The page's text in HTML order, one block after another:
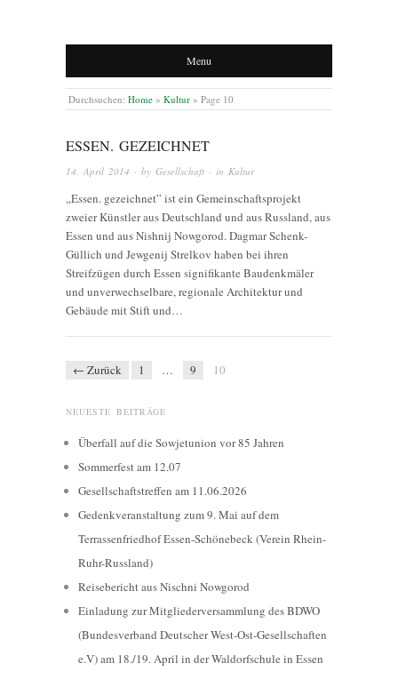
Menu
Durchsuchen: Home » Kultur » Page 10
ESSEN. GEZEICHNET
14. April 2014 · by Gesellschaft · in Kultur
„Essen. gezeichnet” ist ein Gemeinschaftsprojekt
zweier Künstler aus Deutschland und aus Russland, aus
Essen und aus Nishnij Nowgorod. Dagmar Schenk-
Güllich und Jewgenij Strelkov haben bei ihren
Streifzügen durch Essen signifikante Baudenkmäler
und unverwechselbare, regionale Architektur und
Gebäude mit Stift und…
← Zurück 1 … 9 10
NEUESTE BEITRÄGE
Überfall auf die Sowjetunion vor 85 Jahren
Sommerfest am 12.07
Gesellschaftstreffen am 11.06.2026
Gedenkveranstaltung zum 9. Mai auf dem
Terrassenfriedhof Essen-Schönebeck (Verein Rhein-
Ruhr-Russland)
Reisebericht aus Nischni Nowgorod
Einladung zur Mitgliederversammlung des BDWO
(Bundesverband Deutscher West-Ost-Gesellschaften
e.V) am 18./19. April in der Waldorfschule in Essen